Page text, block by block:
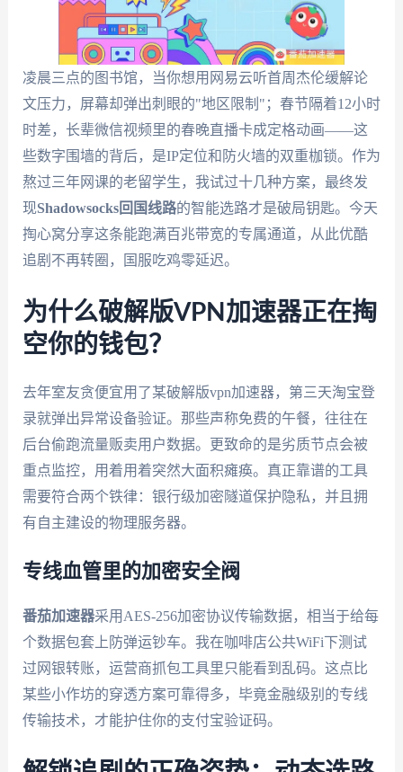
凌晨三点的图书馆，当你想用网易云听首周杰伦缓解论
文压力，屏幕却弹出刺眼的"地区限制"；春节隔着12小时
时差，长辈微信视频里的春晚直播卡成定格动画——这
些数字围墙的背后，是IP定位和防火墙的双重枷锁。作为
熬过三年网课的老留学生，我试过十几种方案，最终发
现Shadowsocks回国线路的智能选路才是破局钥匙。今天
掏心窝分享这条能跑满百兆带宽的专属通道，从此优酷
追剧不再转圈，国服吃鸡零延迟。
为什么破解版VPN加速器正在掏
空你的钱包？
去年室友贪便宜用了某破解版vpn加速器，第三天淘宝登
录就弹出异常设备验证。那些声称免费的午餐，往往在
后台偷跑流量贩卖用户数据。更致命的是劣质节点会被
重点监控，用着用着突然大面积瘫痪。真正靠谱的工具
需要符合两个铁律：银行级加密隧道保护隐私，并且拥
有自主建设的物理服务器。
专线血管里的加密安全阀
番茄加速器采用AES-256加密协议传输数据，相当于给每
个数据包套上防弹运钞车。我在咖啡店公共WiFi下测试
过网银转账，运营商抓包工具里只能看到乱码。这点比
某些小作坊的穿透方案可靠得多，毕竟金融级别的专线
传输技术，才能护住你的支付宝验证码。